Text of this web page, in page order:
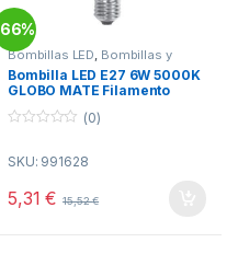
66%
Bombillas LED Bombillas y
, Electricidad
Bombilla LED E27 6W 5000K
GLOBO MATE Filamento
u
f
(0)
SKU: 991628
5,31€ 15,52€